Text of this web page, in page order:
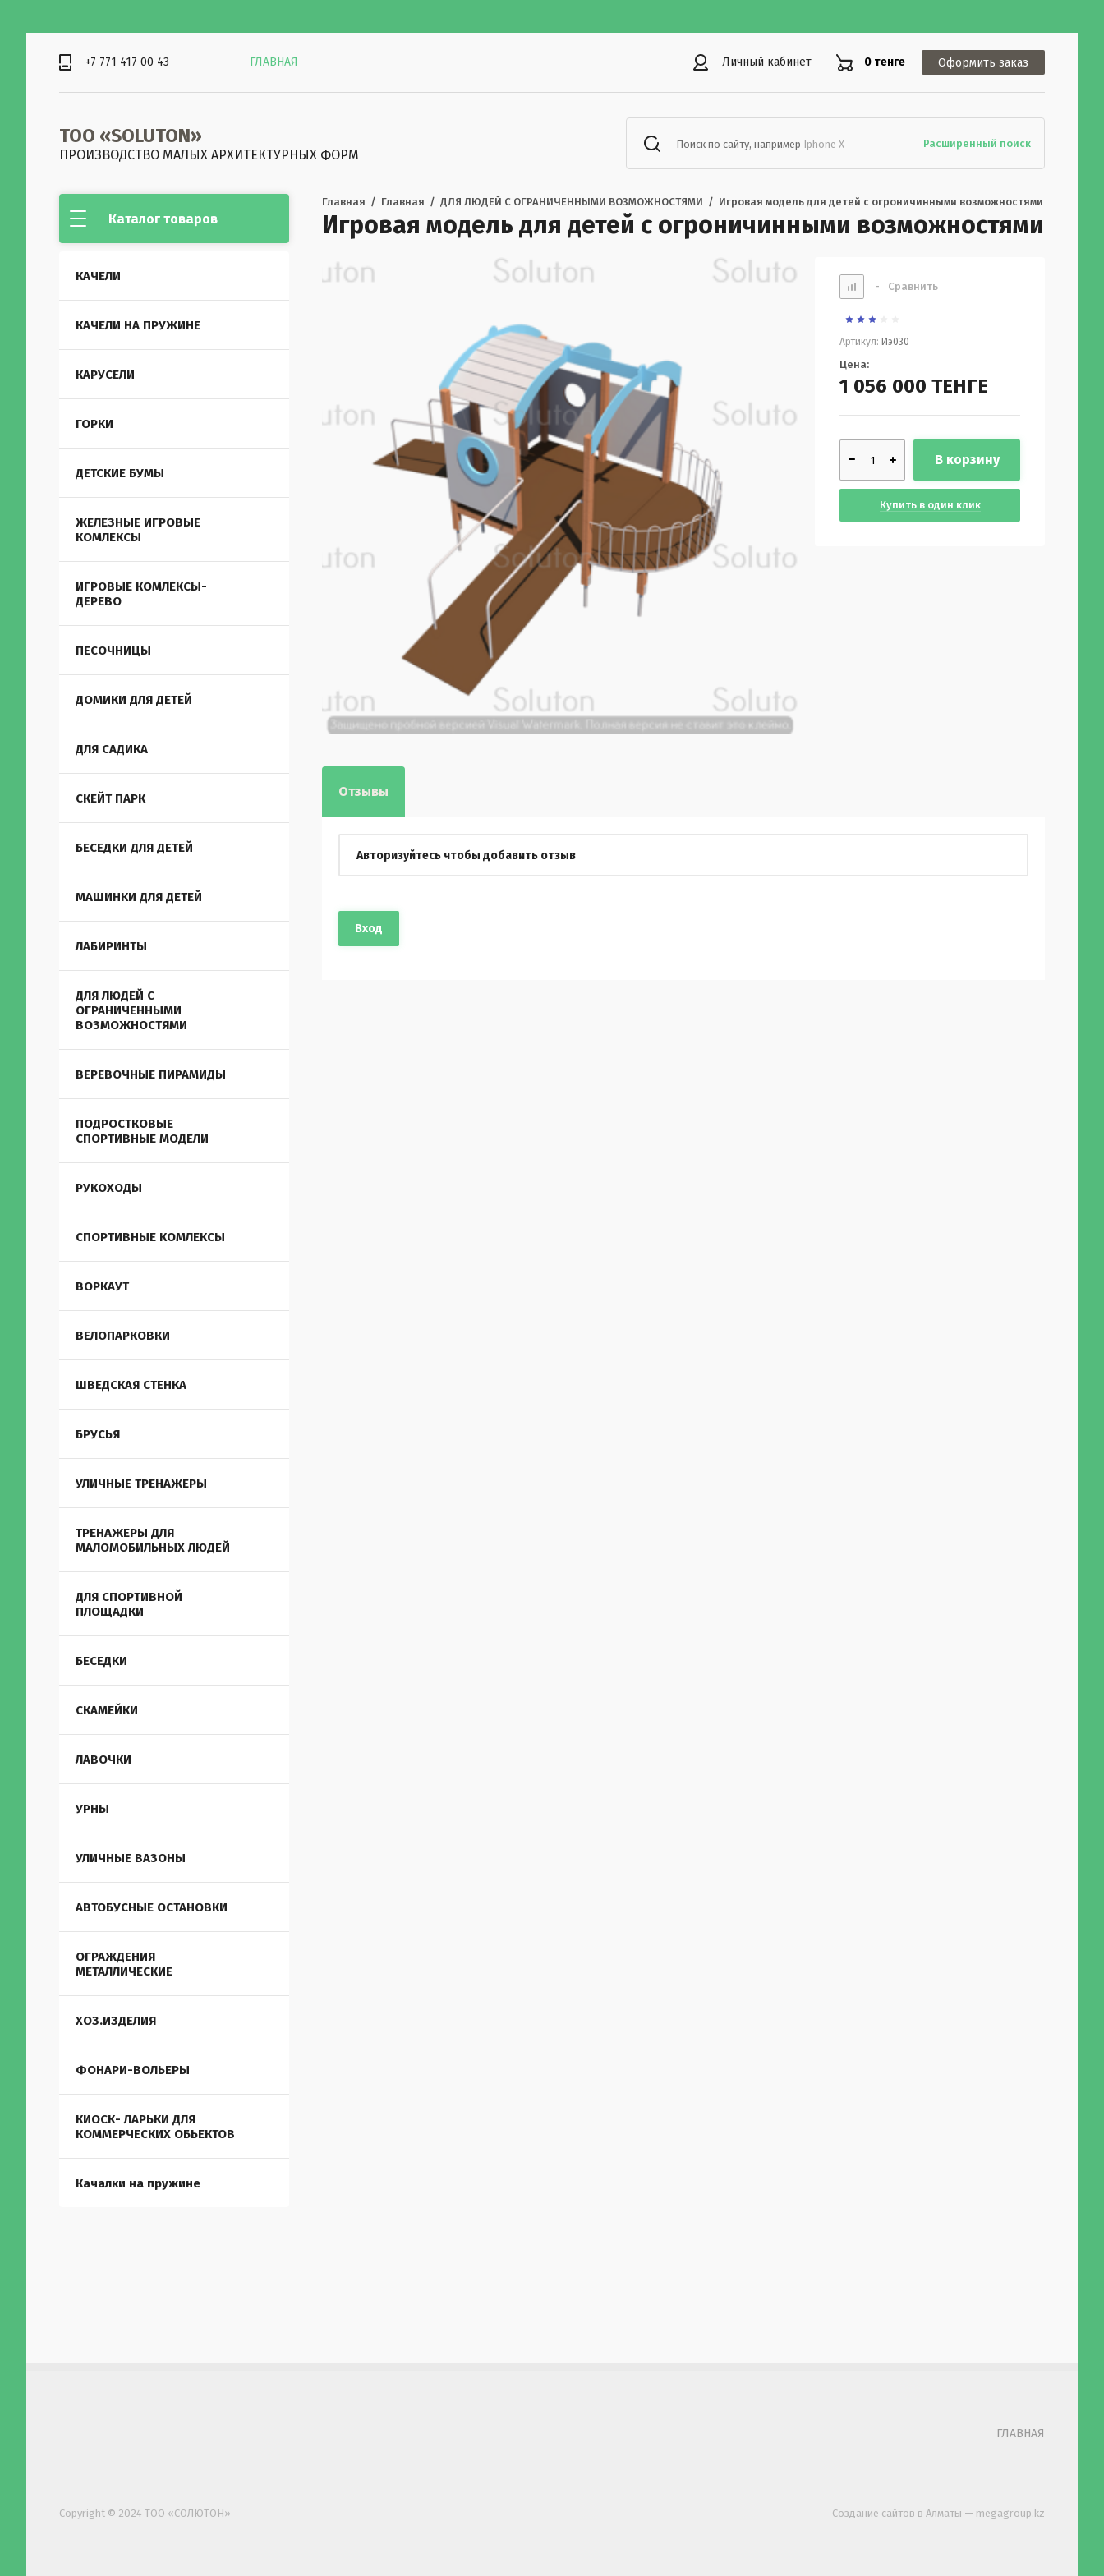
+7 771 417 00 43 ГЛАВНАЯ Личный кабинет 0 тенге Оформить заказ
ТОО «SOLUTON»
ПРОИЗВОДСТВО МАЛЫХ АРХИТЕКТУРНЫХ ФОРМ
Поиск по сайту, например Iphone X Расширенный поиск
Каталог товаров
КАЧЕЛИ
КАЧЕЛИ НА ПРУЖИНЕ
КАРУСЕЛИ
ГОРКИ
ДЕТСКИЕ БУМЫ
ЖЕЛЕЗНЫЕ ИГРОВЫЕ
КОМЛЕКСЫ
ИГРОВЫЕ КОМЛЕКСЫ-
ДЕРЕВО
ПЕСОЧНИЦЫ
ДОМИКИ ДЛЯ ДЕТЕЙ
ДЛЯ САДИКА
СКЕЙТ ПАРК
БЕСЕДКИ ДЛЯ ДЕТЕЙ
МАШИНКИ ДЛЯ ДЕТЕЙ
ЛАБИРИНТЫ
ДЛЯ ЛЮДЕЙ С
ОГРАНИЧЕННЫМИ
ВОЗМОЖНОСТЯМИ
ВЕРЕВОЧНЫЕ ПИРАМИДЫ
ПОДРОСТКОВЫЕ
СПОРТИВНЫЕ МОДЕЛИ
РУКОХОДЫ
СПОРТИВНЫЕ КОМЛЕКСЫ
ВОРКАУТ
ВЕЛОПАРКОВКИ
ШВЕДСКАЯ СТЕНКА
БРУСЬЯ
УЛИЧНЫЕ ТРЕНАЖЕРЫ
ТРЕНАЖЕРЫ ДЛЯ
МАЛОМОБИЛЬНЫХ ЛЮДЕЙ
ДЛЯ СПОРТИВНОЙ
ПЛОЩАДКИ
БЕСЕДКИ
СКАМЕЙКИ
ЛАВОЧКИ
УРНЫ
УЛИЧНЫЕ ВАЗОНЫ
АВТОБУСНЫЕ ОСТАНОВКИ
ОГРАЖДЕНИЯ
МЕТАЛЛИЧЕСКИЕ
ХОЗ.ИЗДЕЛИЯ
ФОНАРИ-ВОЛЬЕРЫ
КИОСК- ЛАРЬКИ ДЛЯ
КОММЕРЧЕСКИХ ОБЬЕКТОВ
Качалки на пружине
Главная
  /
Главная
  /
ДЛЯ ЛЮДЕЙ С ОГРАНИЧЕННЫМИ ВОЗМОЖНОСТЯМИ
  /
Игровая модель для детей с огроничинными возможностями
Игровая модель для детей с огроничинными возможностями
- Сравнить
Артикул: Иэ030
Цена:
1 056 000 ТЕНГЕ
В корзину
Купить в один клик
Отзывы
Авторизуйтесь чтобы добавить отзыв
Вход
ГЛАВНАЯ
Copyright © 2024 ТОО «СОЛЮТОН» Создание сайтов в Алматы — megagroup.kz